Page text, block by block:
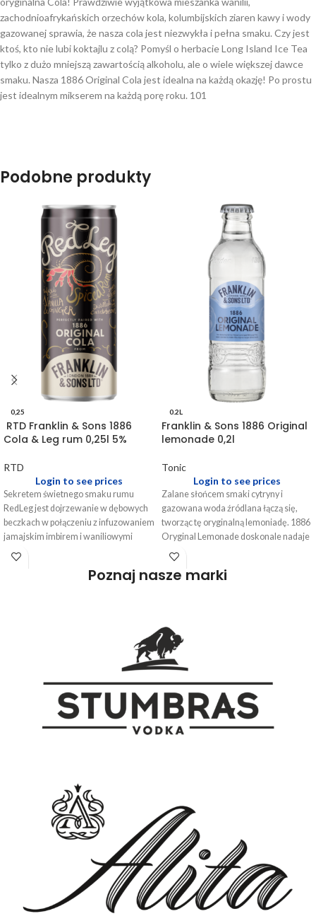
zachodnioafrykańskich orzechów kola, kolumbijskich ziaren kawy i wody
gazowanej sprawia, że nasza cola jest niezwykła i pełna smaku. Czy jest
ktoś, kto nie lubi koktajlu z colą? Pomyśl o herbacie Long Island Ice Tea
tylko z dużo mniejszą zawartością alkoholu, ale o wiele większej dawce
smaku. Nasza 1886 Original Cola jest idealna na każdą okazję! Po prostu
jest idealnym mikserem na każdą porę roku. 101
Podobne produkty
0,25
​ RTD Franklin & Sons 1886
Cola & Leg rum 0,25l 5%
RTD
Login to see prices
Sekretem świetnego smaku rumu
RedLeg jest dojrzewanie w dębowych
beczkach w połączeniu z infuzowaniem
jamajskim imbirem i waniliowymi
przyprawami. Pierwotnie słodki zapach
imbirowym aromatem. Ta
Franklin & Sons połączył Spiced Rum
RedLeg ze swoją kultową 1886 Colą,
zapewniające natychmiastowe
orzeźwienie. Gotowy do wypicia
koktajl zawiera 5% alkoholu.​
0.2L
Franklin & Sons 1886 Original
lemonade 0,2l
Tonic
Login to see prices
Zalane słońcem smaki cytryny i
gazowana woda źródlana łączą się,
tworząc tę oryginalną lemoniadę. 1886
Oryginal Lemonade doskonale nadaje
się do picia samodzielnie, jako dodatek
koktajlu.
Poznaj nasze marki